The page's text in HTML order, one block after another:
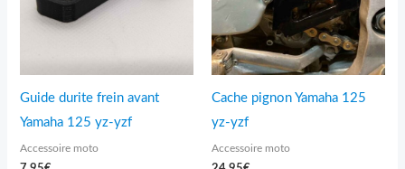
Guide durite frein avant
Yamaha 125 yz-yzf
Accessoire moto
Cache pignon Yamaha 125
yz-yzf
Accessoire moto